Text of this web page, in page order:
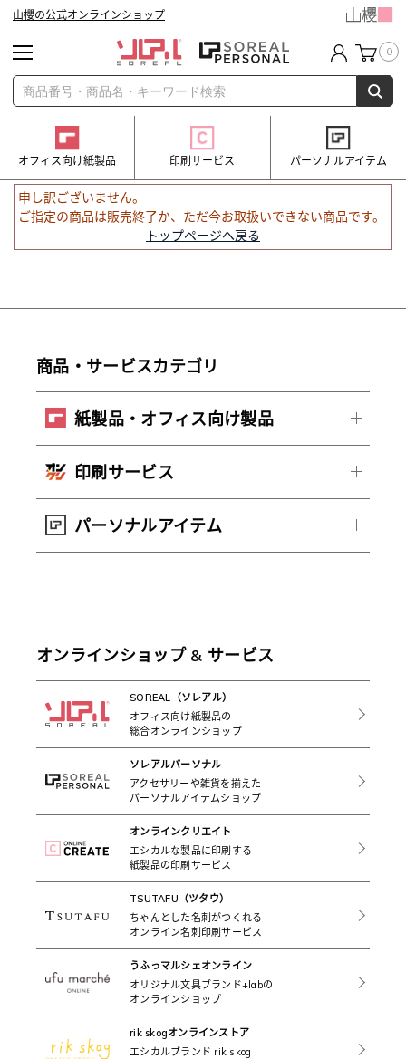
山櫻の公式オンラインショップ
0
オフィス向け紙製品 印刷サービス パーソナルアイテム
申し訳ございません。
ご指定の商品は販売終了か、ただ今お取扱いできない商品です。
トップページへ戻る
商品・サービスカテゴリ
紙製品・オフィス向け製品
印刷サービス
パーソナルアイテム
オンラインショップ & サービス
SOREAL（ソレアル）
オフィス向け紙製品の
総合オンラインショップ
ソレアルパーソナル
アクセサリーや雑貨を揃えた
パーソナルアイテムショップ
オンラインクリエイト
エシカルな製品に印刷する
紙製品の印刷サービス
TSUTAFU（ツタウ）
ちゃんとした名刺がつくれる
オンライン名刺印刷サービス
うふっマルシェオンライン
オリジナル文具ブランド+labの
オンラインショップ
rik skogオンラインストア
エシカルブランド rik skog